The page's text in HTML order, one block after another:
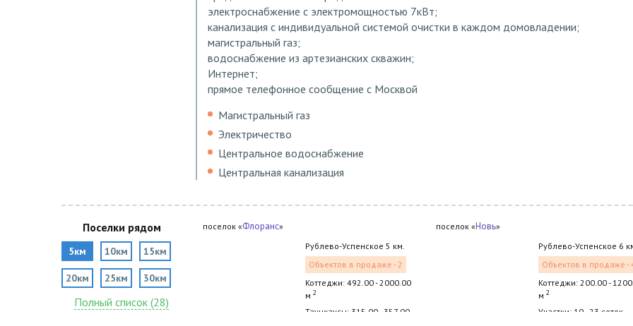
электроснабжение с электромощностью 7кВт;
канализация с индивидуальной системой очистки в каждом домовладении;
магистральный газ;
водоснабжение из артезианских скважин;
Интернет;
прямое телефонное сообщение с Москвой
Магистральный газ
Электричество
Центральное водоснабжение
Центральная канализация
Поселки рядом
5км 10км 15км
20км 25км 30км
Полный список (28)
поселок «Флоранс»
Рублево-Успенское 5 км.
Объектов в продаже - 2
Коттеджи: 492.00 - 2000.00
м 2
Таунхаусы: 315.00 - 357.00
поселок «Новь»
Рублево-Успенское 6
Объектов в продаже -
Коттеджи: 200.00 -
м 2
Участки: 10 - 23 соток